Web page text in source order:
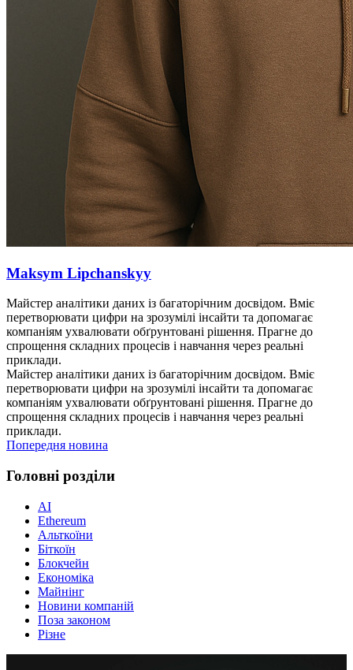
Maksym Lipchanskyy
Майстер аналітики даних із багаторічним досвідом. Вміє
перетворювати цифри на зрозумілі інсайти та допомагає
компаніям ухвалювати обґрунтовані рішення. Прагне до
спрощення складних процесів і навчання через реальні
приклади.
Майстер аналітики даних із багаторічним досвідом. Вміє
перетворювати цифри на зрозумілі інсайти та допомагає
компаніям ухвалювати обґрунтовані рішення. Прагне до
спрощення складних процесів і навчання через реальні
приклади.
Попередня новина
Головні розділи
AI
Ethereum
Альткоїни
Біткоїн
Блокчейн
Економіка
Майнінг
Новини компаній
Поза законом
Різне